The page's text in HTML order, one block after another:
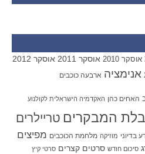
אוסקר 2010 אוסקר 2011 אוסקר 2012
אנימציה ארבעה כוכבים
האחים כהן האקדמיה הישראלית לקולנוע
המבקרים טריילרים
בדיוני מוזיקה מלחמת הכוכבים מפיצים
סיכום חודש סרטים קצרים סרטי קיץ